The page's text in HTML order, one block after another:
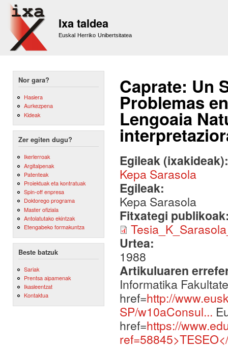
Ixa taldea
Euskal Herriko Unibertsitatea
Nor gara?
Hasiera
Aurkezpena
Kideak
Zer egiten dugu?
Ikerlerroak
Argitalpenak
Patenteak
Proiektuak eta kontratuak
Spin-off enpresa
Doktorego programa
Master ofiziala
Antolatutako ekintzak
Etengabeko formakuntza
Beste batzuk
Sariak
Prentsa aipamenak
Ikasleentzat
Kontaktua
Caprate: Un
Problemas
Lengoaia
Egileak
Kepa Sarasola
Egileak:
Kepa Sarasola
Fitxategi
Urtea:
1988
Artikuluaren
Informatika
href=http://
SP/w10aConsul...
href=https://